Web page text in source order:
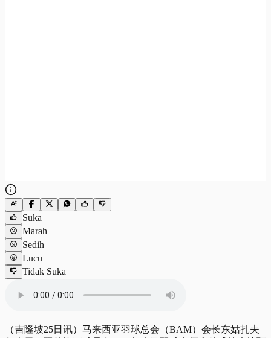
Suka
Marah
Sedih
Lucu
Tidak Suka
（吉隆坡25日讯）马来西亚羽球总会（BAM）会长东姑扎夫